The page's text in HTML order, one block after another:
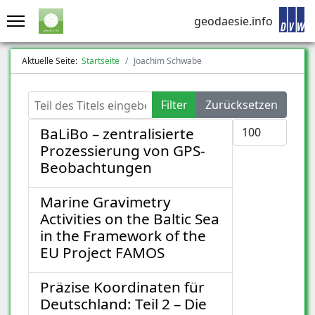
geodaesie.info
Aktuelle Seite: Startseite Joachim Schwabe
Teil des Titels eingeben Filter
Zurücksetzen
Anzeige #
BaLiBo – zentralisierte
Prozessierung von GPS-
Beobachtungen
Marine Gravimetry
Activities on the Baltic Sea
in the Framework of the
EU Project FAMOS
Präzise Koordinaten für
Deutschland: Teil 2 – Die